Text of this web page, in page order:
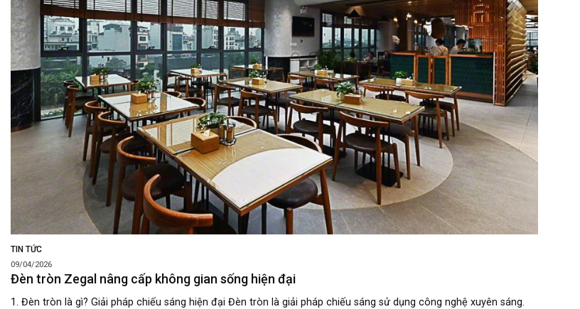
TIN TỨC
09/04/2026
Đèn tròn Zegal nâng cấp không gian sống hiện đại
1. Đèn tròn là gì? Giải pháp chiếu sáng hiện đại Đèn tròn là giải pháp chiếu sáng sử dụng công nghệ xuyên sáng.